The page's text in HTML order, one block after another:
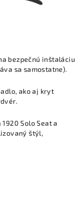
bezpečnú inštaláciu
sa samostatne).
ako aj kryt
Solo Seat a
štýl,